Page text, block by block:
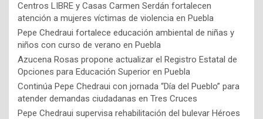
Centros LIBRE y Casas Carmen Serdán fortalecen
atención a mujeres víctimas de violencia en Puebla
Pepe Chedraui fortalece educación ambiental de niñas y
niños con curso de verano en Puebla
Azucena Rosas propone actualizar el Registro Estatal de
Opciones para Educación Superior en Puebla
Continúa Pepe Chedraui con jornada “Día del Pueblo” para
atender demandas ciudadanas en Tres Cruces
Pepe Chedraui supervisa rehabilitación del bulevar Héroes